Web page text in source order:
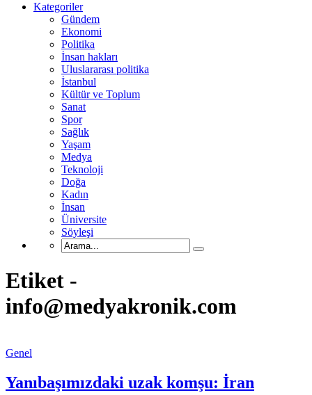
Kategoriler
Gündem
Ekonomi
Politika
İnsan hakları
Uluslararası politika
İstanbul
Kültür ve Toplum
Sanat
Spor
Sağlık
Yaşam
Medya
Teknoloji
Doğa
Kadın
İnsan
Üniversite
Söyleşi
Etiket -
info@medyakronik.com
Genel
Yanıbaşımızdaki uzak komşu: İran